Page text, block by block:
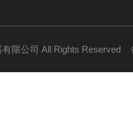
有限公司 All Rights Reserved